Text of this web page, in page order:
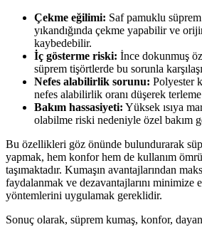
Çekme eğilimi: Saf pamuklu
yıkandığında çekme yapabilir ve
kaybedebilir.
İç gösterme riski: İnce dokunmuş
süprem tişörtlerde bu sorunla
Nefes alabilirlik sorunu: Polyester
nefes alabilirlik oranı düşerek
Bakım hassasiyeti: Yüksek ısıya
olabilme riski nedeniyle özel bakım
Bu özellikleri göz önünde bulundurarak
yapmak, hem konfor hem de kullanım ömrü
taşımaktadır. Kumaşın avantajlarından
faydalanmak ve dezavantajlarını minimize
yöntemlerini uygulamak gereklidir.
Sonuç olarak, süprem kumaş, konfor,